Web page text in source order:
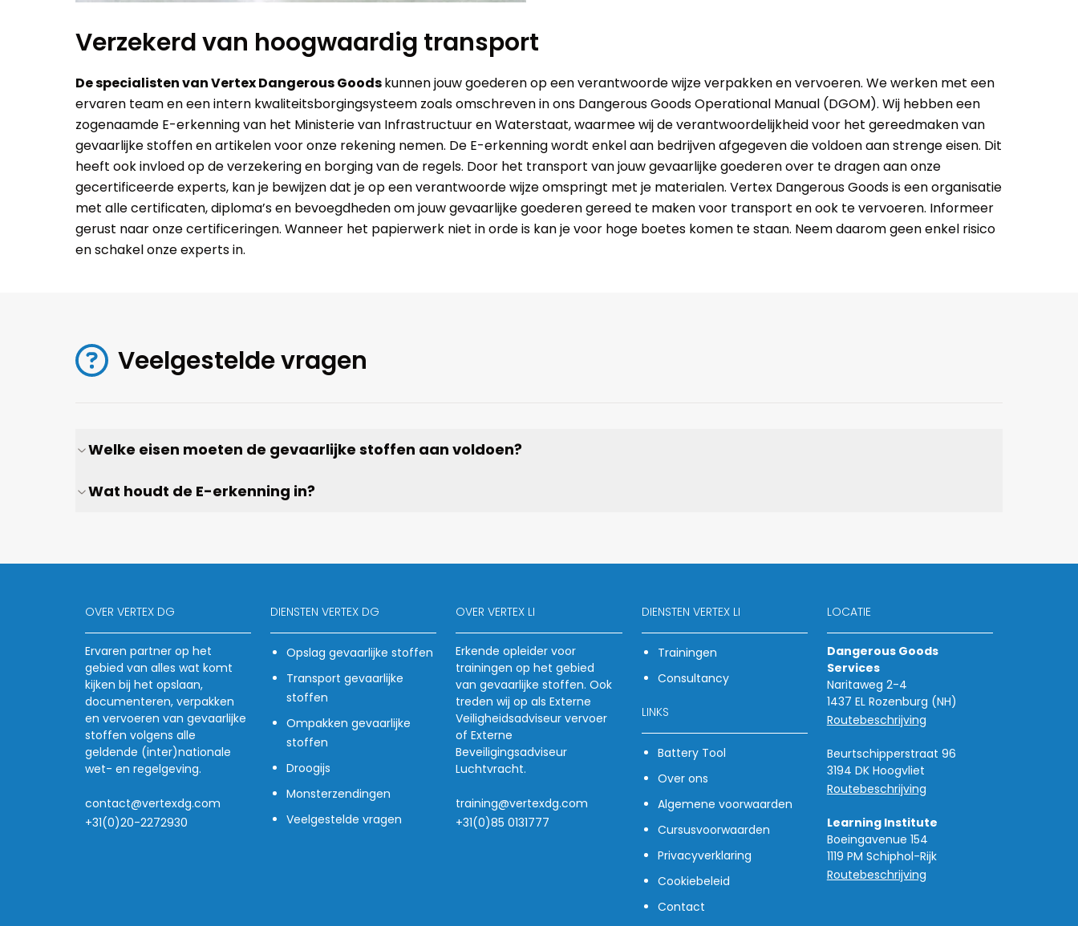
Verzekerd van hoogwaardig transport
De specialisten van Vertex Dangerous Goodskunnen jouw goederen op een verantwoorde wijze verpakken en vervoeren. We werken met een
ervaren team en een intern kwaliteitsborgingsysteem zoals omschreven in ons Dangerous Goods Operational Manual (DGOM). Wij hebben een
zogenaamde E-erkenning van het Ministerie van Infrastructuur en Waterstaat, waarmee wij de verantwoordelijkheid voor het gereedmaken van
gevaarlijke stoffen en artikelen voor onze rekening nemen. De E-erkenning wordt enkel aan bedrijven afgegeven die voldoen aan strenge eisen. Dit
heeft ook invloed op de verzekering en borging van de regels. Door het transport van jouw gevaarlijke goederen over te dragen aan onze
gecertificeerde experts, kan je bewijzen dat je op een verantwoorde wijze omspringt met je materialen. Vertex Dangerous Goods is een organisatie
met alle certificaten, diploma’s en bevoegdheden om jouw gevaarlijke goederen gereed te maken voor transport en ook te vervoeren. Informeer
gerust naar onze certificeringen. Wanneer het papierwerk niet in orde is kan je voor hoge boetes komen te staan. Neem daarom geen enkel risico
en schakel onze experts in.
Veelgestelde vragen
Welke eisen moeten de gevaarlijke stoffen aan voldoen?
Wat houdt de E-erkenning in?
OVER VERTEX DG
Ervaren partner op het
gebied van alles wat komt
kijken bij het opslaan,
documenteren, verpakken
en vervoeren van gevaarlijke
stoffen volgens alle
geldende (inter)nationale
wet- en regelgeving.
contact@vertexdg.com
+31(0)20-2272930
DIENSTEN VERTEX DG
Opslag gevaarlijke stoffen
Transport gevaarlijke
stoffen
Ompakken gevaarlijke
stoffen
Droogijs
Monsterzendingen
Veelgestelde vragen
OVER VERTEX LI
Erkende opleider voor
trainingen op het gebied
van gevaarlijke stoffen. Ook
treden wij op als Externe
Veiligheidsadviseur vervoer
of Externe
Beveiligingsadviseur
Luchtvracht.
training@vertexdg.com
+31(0)85 0131777
DIENSTEN VERTEX LI
Trainingen
Consultancy
LINKS
Battery Tool
Over ons
Algemene voorwaarden
Cursusvoorwaarden
Privacyverklaring
Cookiebeleid
Contact
LOCATIE
Dangerous Goods
Services
Naritaweg 2-4
1437 EL Rozenburg (NH)
Routebeschrijving
Beurtschipperstraat 96
3194 DK Hoogvliet
Routebeschrijving
Learning Institute
Boeingavenue 154
1119 PM Schiphol-Rijk
Routebeschrijving